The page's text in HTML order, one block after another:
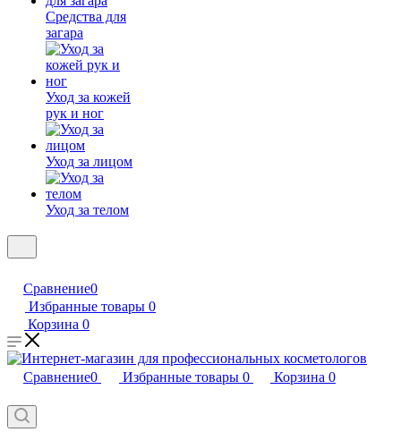
Средства для
загара
Уход за кожей
рук и ног
Уход за лицом
Уход за телом
Сравнение0
Избранные товары 0
Корзина 0
Сравнение0 Избранные товары 0 Корзина 0